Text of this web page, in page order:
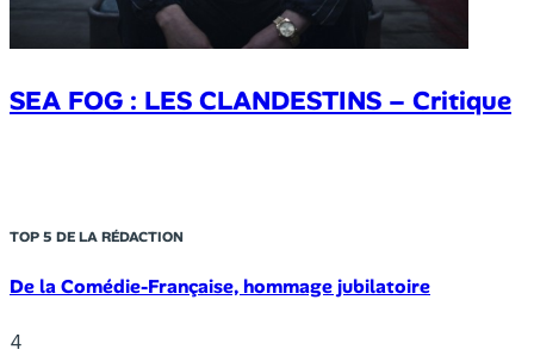
SEA FOG : LES CLANDESTINS – Critique
TOP 5 DE LA RÉDACTION
De la Comédie-Française, hommage jubilatoire
4